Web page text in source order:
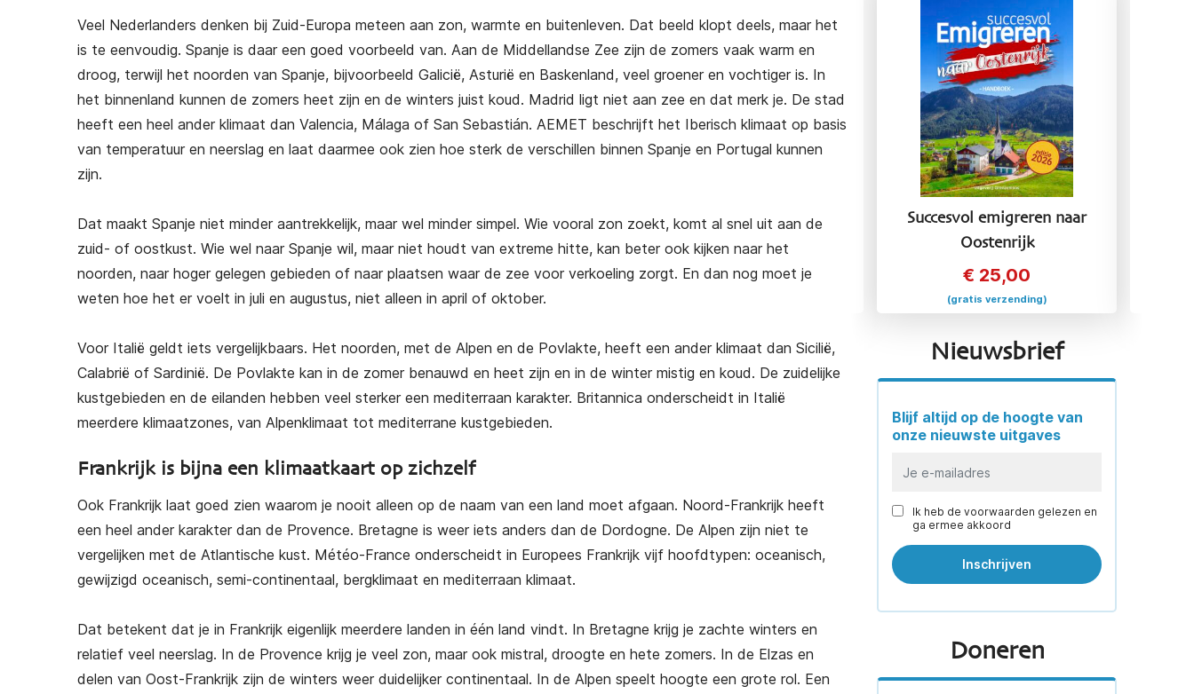
Veel Nederlanders denken bij Zuid-Europa meteen aan zon, warmte en buitenleven. Dat beeld klopt deels, maar het
is te eenvoudig. Spanje is daar een goed voorbeeld van. Aan de Middellandse Zee zijn de zomers vaak warm en
droog, terwijl het noorden van Spanje, bijvoorbeeld Galicië, Asturië en Baskenland, veel groener en vochtiger is. In
het binnenland kunnen de zomers heet zijn en de winters juist koud. Madrid ligt niet aan zee en dat merk je. De stad
heeft een heel ander klimaat dan Valencia, Málaga of San Sebastián. AEMET beschrijft het Iberisch klimaat op basis
van temperatuur en neerslag en laat daarmee ook zien hoe sterk de verschillen binnen Spanje en Portugal kunnen
zijn.
Dat maakt Spanje niet minder aantrekkelijk, maar wel minder simpel. Wie vooral zon zoekt, komt al snel uit aan de
zuid- of oostkust. Wie wel naar Spanje wil, maar niet houdt van extreme hitte, kan beter ook kijken naar het
noorden, naar hoger gelegen gebieden of naar plaatsen waar de zee voor verkoeling zorgt. En dan nog moet je
weten hoe het er voelt in juli en augustus, niet alleen in april of oktober.
Voor Italië geldt iets vergelijkbaars. Het noorden, met de Alpen en de Povlakte, heeft een ander klimaat dan Sicilië,
Calabrië of Sardinië. De Povlakte kan in de zomer benauwd en heet zijn en in de winter mistig en koud. De zuidelijke
kustgebieden en de eilanden hebben veel sterker een mediterraan karakter. Britannica onderscheidt in Italië
meerdere klimaatzones, van Alpenklimaat tot mediterrane kustgebieden.
Frankrijk is bijna een klimaatkaart op zichzelf
Ook Frankrijk laat goed zien waarom je nooit alleen op de naam van een land moet afgaan. Noord-Frankrijk heeft
een heel ander karakter dan de Provence. Bretagne is weer iets anders dan de Dordogne. De Alpen zijn niet te
vergelijken met de Atlantische kust. Météo-France onderscheidt in Europees Frankrijk vijf hoofdtypen: oceanisch,
gewijzigd oceanisch, semi-continentaal, bergklimaat en mediterraan klimaat.
Dat betekent dat je in Frankrijk eigenlijk meerdere landen in één land vindt. In Bretagne krijg je zachte winters en
relatief veel neerslag. In de Provence krijg je veel zon, maar ook mistral, droogte en hete zomers. In de Elzas en
delen van Oost-Frankrijk zijn de winters weer duidelijker continentaal. In de Alpen speelt hoogte een grote rol. Een
Succesvol Emigreren naar
Spanje
€ 25,00
(gratis verzending)
Succesvol emigreren naar Italië
€ 25,00
(gratis verzending)
Succesvol emigreren naar
Griekenland
€ 25,00
Succesvol emigreren naar
Oostenrijk
€ 25,00
(gratis verzending)
Nieuwsbrief
Blijf altijd op de hoogte van
onze nieuwste uitgaves
Ik heb de voorwaarden gelezen en
ga ermee akkoord
Doneren